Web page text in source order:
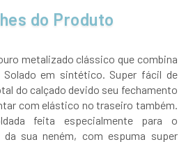
do Produto
metalizado clássico que combina
em sintético. Super fácil de
do calçado devido seu fechamento
com elástico no traseiro também.
feita especialmente para o
sua neném, com espuma super